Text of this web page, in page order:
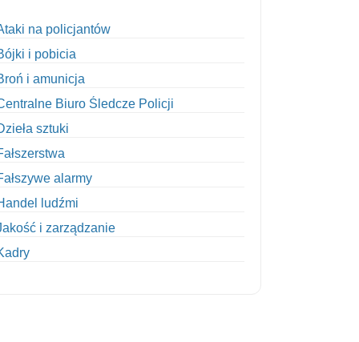
na policjantów
i pobicia
i amunicja
Biuro Śledcze Policji
sztuki
alarmy
ludźmi
i zarządzanie